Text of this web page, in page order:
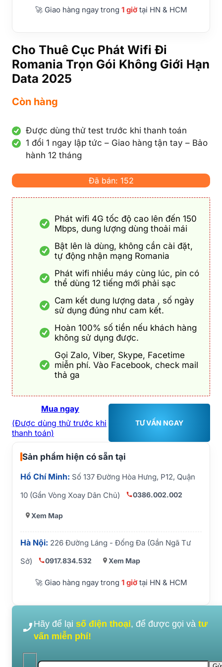
🚀 Giao hàng ngay trong 1 giờtại HN & HCM
Cho Thuê Cục Phát Wifi Đi
Romania Trọn Gói Không Giới Hạn
Data 2025
Còn hàng
Được dùng thử test trước khi thanh toán
1 đổi 1 ngay lập tức – Giao hàng tận tay – Bảo
hành 12 tháng
Đã bán: 152
Phát wifi 4G tốc độ cao lên đến 150
Mbps, dung lượng dùng thoải mái
Bật lên là dùng, không cần cài đặt,
tự động nhận mạng Romania
Phát wifi nhiều máy cùng lúc, pin có
thể dùng 12 tiếng mới phải sạc
Cam kết dung lượng data , số ngày
sử dụng đúng như cam kết.
Hoàn 100% số tiền nếu khách hàng
không sử dụng được.
Gọi Zalo, Viber, Skype, Facetime
miễn phí. Vào Facebook, check mail
thả ga
Mua ngay
(Được dùng thử trước khi
thanh toán)
TƯ VẤN NGAY
Sản phẩm hiện có sẵn tại
Hồ Chí Minh: Số 137 Đường Hòa Hưng, P12, Quận
10 (Gần Vòng Xoay Dân Chủ)
0386.002.002
Xem Map
Hà Nội: 226 Đường Láng - Đống Đa (Gần Ngã Tư
Sở)
0917.834.532 Xem Map
🚀 Giao hàng ngay trong 1 giờtại HN & HCM
Hãy để lại số điện thoại, để được gọi và tư
vấn miễn phí!